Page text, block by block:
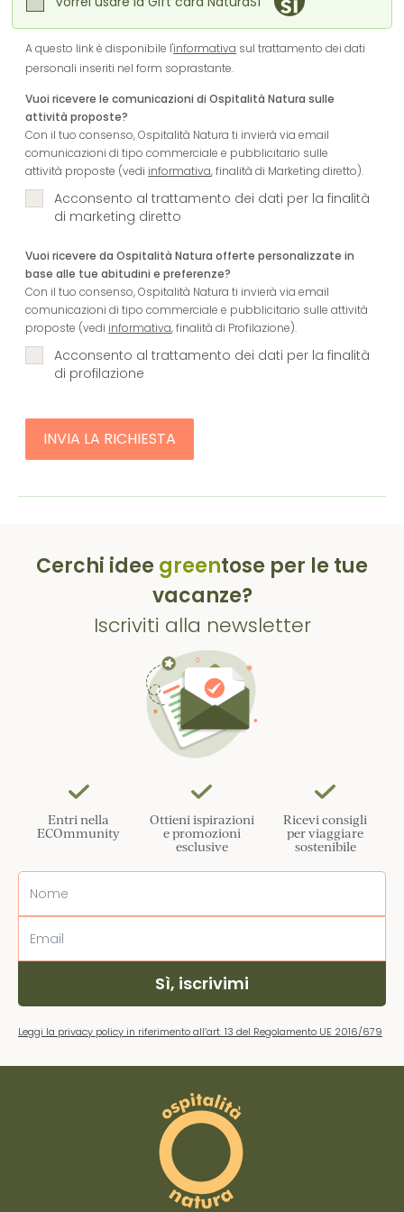
A questo link è disponibile l'informativa sul trattamento dei dati
personali inseriti nel form soprastante.
Vuoi ricevere le comunicazioni di Ospitalità Natura sulle
attività proposte?
Con il tuo consenso, Ospitalità Natura ti invierà via email
comunicazioni di tipo commerciale e pubblicitario sulle
attività proposte (vedi informativa, finalità di Marketing diretto).
Acconsento al trattamento dei dati per la finalità
di marketing diretto
Vuoi ricevere da Ospitalità Natura offerte personalizzate in
base alle tue abitudini e preferenze?
Con il tuo consenso, Ospitalità Natura ti invierà via email
comunicazioni di tipo commerciale e pubblicitario sulle attività
proposte (vedi informativa, finalità di Profilazione).
Acconsento al trattamento dei dati per la finalità
di profilazione
INVIA LA RICHIESTA
Cerchi idee greentose per le tue
vacanze?
Iscriviti alla newsletter
Entri nella
ECOmmunity
Ottieni ispirazioni
e promozioni
esclusive
Ricevi consigli
per viaggiare
sostenibile
Sì, iscrivimi
Leggi la privacy policy in riferimento all’art. 13 del Regolamento UE 2016/679